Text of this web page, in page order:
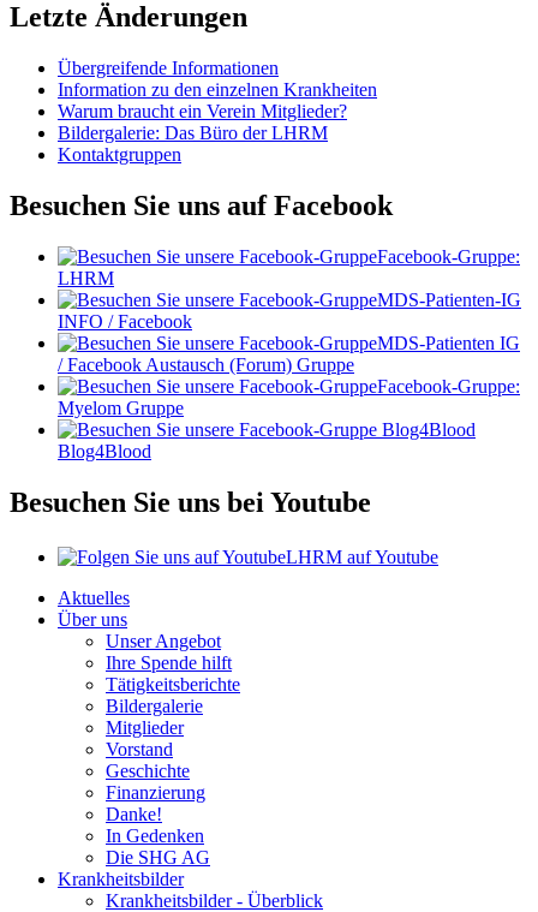
Letzte Änderungen
Übergreifende Informationen
Information zu den einzelnen Krankheiten
Warum braucht ein Verein Mitglieder?
Bildergalerie: Das Büro der LHRM
Kontaktgruppen
Besuchen Sie uns auf Facebook
Facebook-Gruppe:
LHRM
MDS-Patienten-IG
INFO / Facebook
MDS-Patienten IG
/ Facebook Austausch (Forum) Gruppe
Facebook-Gruppe:
Myelom Gruppe
Blog4Blood
Besuchen Sie uns bei Youtube
LHRM auf Youtube
Aktuelles
Über uns
Unser Angebot
Ihre Spende hilft
Tätigkeitsberichte
Bildergalerie
Mitglieder
Vorstand
Geschichte
Finanzierung
Danke!
In Gedenken
Die SHG AG
Krankheitsbilder
Krankheitsbilder - Überblick